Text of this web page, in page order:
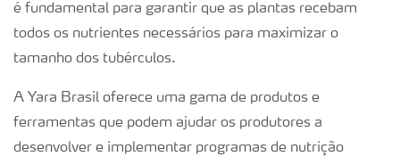
é fundamental para garantir que as plantas recebam
todos os nutrientes necessários para maximizar o
tamanho dos tubérculos.
A Yara Brasil oferece uma gama de produtos e
ferramentas que podem ajudar os produtores a
desenvolver e implementar programas de nutrição